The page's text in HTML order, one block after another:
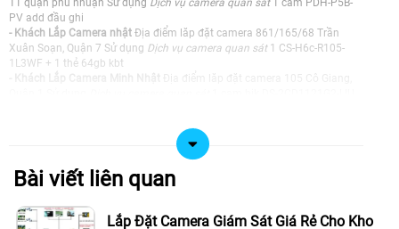
11 quận phú nhuận Sử dụng Dịch vụ camera quan sát 1 cam PDH-P5B-
PV add đầu ghi
- Khách Lắp Camera nhật Địa điểm lăp đặt camera 861/165/68 Trần
Xuân Soạn, Quận 7 Sử dụng Dịch vụ camera quan sát 1 CS-H6c-R105-
1L3WF + 1 thẻ 64gb kbt
- Khách Lắp Camera Công Ty TNHH MAYBE
1625 Song Hành, KP.2, xã Hóc Môn (Kho màu xanh - Gần quán Phở Việt)
Sử dụngDịch vụ camera quan sát1 đầu ghi kabe KX-A8124N2,1 ổ cứng
Ls1005
Bài viết liên quan
Lắp Đặt Camera Giám Sát Giá Rẻ Cho Kho